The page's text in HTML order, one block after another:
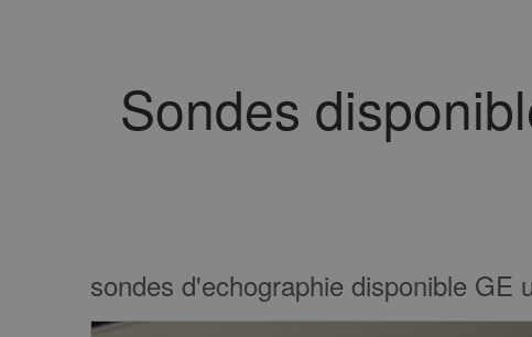
Sondes
sondes d'echographie disponible GE